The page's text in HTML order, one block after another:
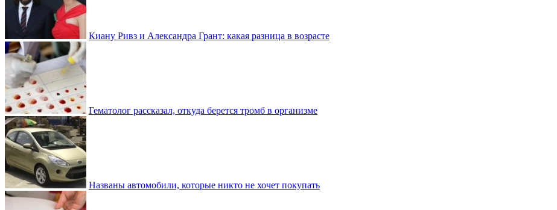
Киану Ривз и Александра Грант: какая разница в возрасте
Гематолог рассказал, откуда берется тромб в организме
Названы автомобили, которые никто не хочет покупать